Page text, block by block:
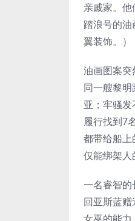
亲戚家。
踏浪号的
翼装饰。）
油画图案
同一艘黎
亚；牢骚
履行找到7
都带给船
仅能绑架人
一名睿智
回亚斯蓝